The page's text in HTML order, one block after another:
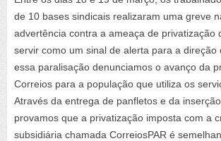
de 10 bases sindicais realizaram uma greve
advertência contra a ameaça de privatização
servir como um sinal de alerta para a direção
essa paralisação denunciamos o avanço da
Correios para a população que utiliza os
Através da entrega de panfletos e da
provamos que a privatização imposta com a
subsidiária chamada CorreiosPAR é